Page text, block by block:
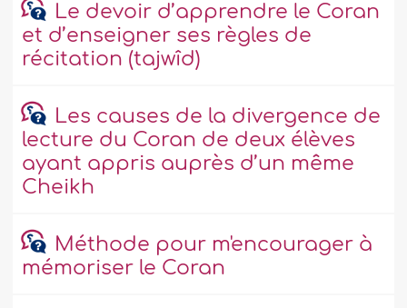
Le devoir d’apprendre le Coran
et d’enseigner ses règles de
récitation (tajwîd)
Les causes de la divergence de
lecture du Coran de deux élèves
ayant appris auprès d’un même
Cheikh
Méthode pour m'encourager à
mémoriser le Coran